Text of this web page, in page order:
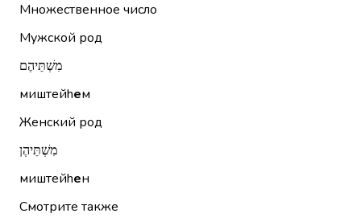
Множественное число
Мужской род
מִשְׁתֵּיהֶם
миштейhем
Женский род
מִשְׁתֵּיהֶן
миштейhен
Смотрите также